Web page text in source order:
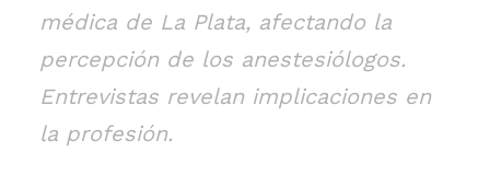
médica de La Plata, afectando la
percepción de los anestesiólogos.
Entrevistas revelan implicaciones en
la profesión.